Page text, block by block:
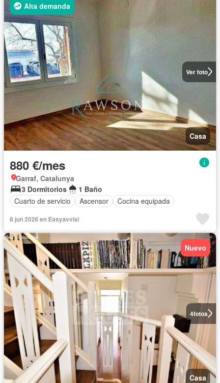
Ver foto
Alta demanda
Casa
880 €/mes
Garraf, Catalunya
3 Dormitorios
1 Baño
Cuarto de servicio
Ascensor Cocina equipada
8 jun 2026 en Easyavvisi
4fotos
Nuevo
Casa